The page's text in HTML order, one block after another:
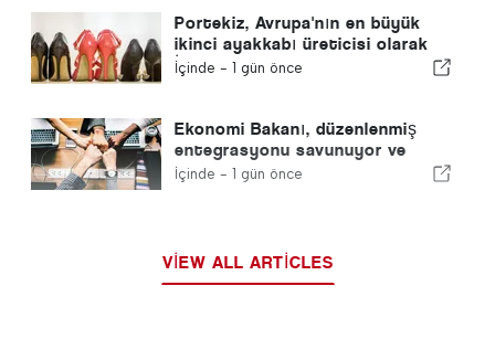
Portekiz, Avrupa'nın en büyük
ikinci ayakkabı üreticisi olarak
İspanya'yı geride bıraktı
İçinde - 1 gün önce
Ekonomi Bakanı, düzenlenmiş
entegrasyonu savunuyor ve
göçmenler için hızlı bir kanal
İçinde - 1 gün önce
VIEW ALL ARTICLES